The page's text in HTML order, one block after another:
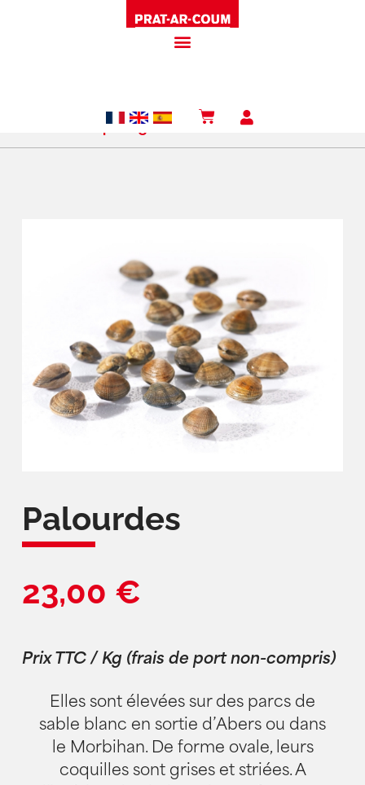
Coquillages/ Palourdes
Palourdes
23,00 €
Prix TTC / Kg (frais de port non-compris)
Elles sont élevées sur des parcs de
sable blanc en sortie d’Abers ou dans
le Morbihan. De forme ovale, leurs
coquilles sont grises et striées. A